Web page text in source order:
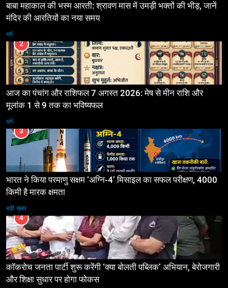
बाबा महाकाल की भस्म आरती: श्रावण मास में उमड़ी भक्तों की भीड़, जानें
मंदिर की आरतियों का नया समय
धर्म
2
आज का पंचांग और राशिफल 7 अगस्त 2026: मेष से मीन राशि और
मूलांक 1 से 9 तक का भविष्यफल
धर्म
3
भारत ने किया परमाणु सक्षम ‘अग्नि-4’ मिसाइल का सफल परीक्षण, 4000
किमी है मारक क्षमता
बड़ी ख़बर
4
कॉकरोच जनता पार्टी शुरू करेंगी ‘क्या बोलती पब्लिक’ अभियान, बेरोजगारी
और शिक्षा सुधार पर होगा फोकस